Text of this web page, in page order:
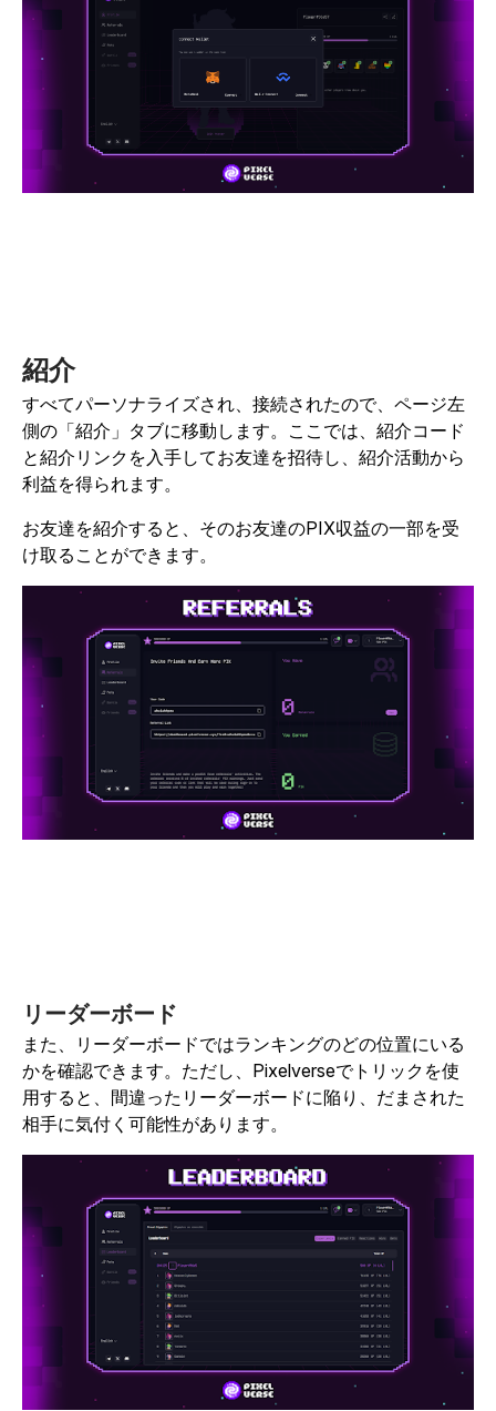
紹介
すべてパーソナライズされ、接続されたので、ページ左
側の「紹介」タブに移動します。ここでは、紹介コード
と紹介リンクを入手してお友達を招待し、紹介活動から
利益を得られます。
お友達を紹介すると、そのお友達のPIX収益の一部を受
け取ることができます。
リーダーボード
また、リーダーボードではランキングのどの位置にいる
かを確認できます。ただし、Pixelverseでトリックを使
用すると、間違ったリーダーボードに陥り、だまされた
相手に気付く可能性があります。